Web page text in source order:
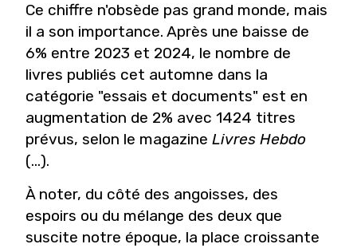
Ce chiffre n'obsède pas grand monde, mais
il a son importance. Après une baisse de
6% entre 2023 et 2024, le nombre de
livres publiés cet automne dans la
catégorie "essais et documents" est en
augmentation de 2% avec 1424 titres
prévus, selon le magazine Livres Hebdo
(...).
À noter, du côté des angoisses, des
espoirs ou du mélange des deux que
suscite notre époque, la place croissante